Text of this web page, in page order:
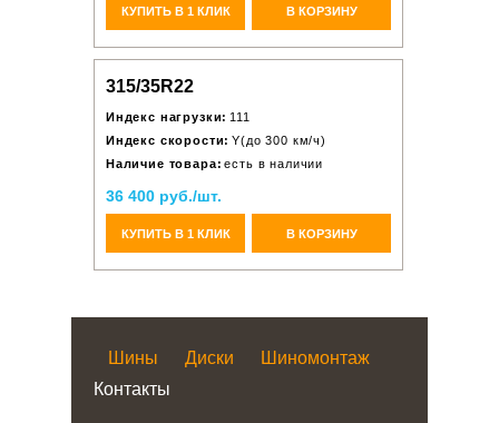
КУПИТЬ В 1 КЛИК В КОРЗИНУ
315/35R22
Индекс нагрузки: 111
Индекс скорости: Y(до 300 км/ч)
Наличие товара: есть в наличии
36 400 руб./шт.
КУПИТЬ В 1 КЛИК В КОРЗИНУ
Шины Диски
Шиномонтаж
Контакты